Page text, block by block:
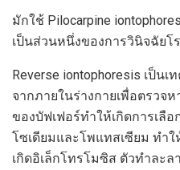
มักใช้ Pilocarpine
เป็นส่วนหนึ่งของการวินิจฉัย
Reverse iontophoresis เป็น
จากภายในร่างกายเพื่อตรวจ
ของบัฟเฟอร์ทำให้เกิดการเลื
โซเดียมและโพแทสเซียม ทำ
เกิดอิเล็กโทรโมซิส ตัวทำละ